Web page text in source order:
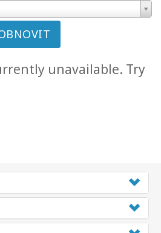
unavailable. Try